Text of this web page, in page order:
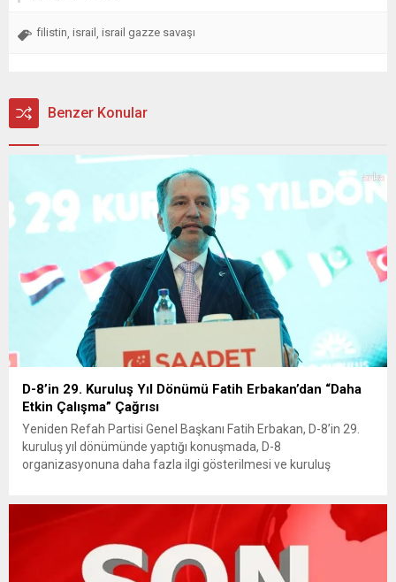
filistin israil israil gazze savaşı
Benzer Konular
D-8’in 29. Kuruluş Yıl Dönümü Fatih Erbakan’dan “Daha
Etkin Çalışma” Çağrısı
Yeniden Refah Partisi Genel Başkanı Fatih Erbakan, D-8’in 29.
kuruluş yıl dönümünde yaptığı konuşmada, D-8
organizasyonuna daha fazla ilgi gösterilmesi ve kuruluş
Yeniden Refah Partisi Genel Başkanı Fatih Erbakan, D-8’in 29.